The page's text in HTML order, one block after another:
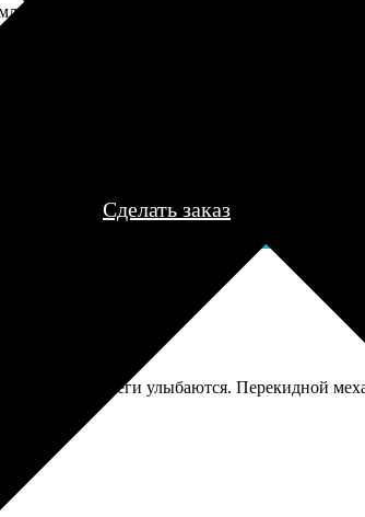
заказа с вами свяжется
для обсуждения деталей
согласования и
заказа по телефону и
мы приступим к его
Все заказы
рабочего
курьеру для
Сделать заказ
работе, коллеги улыбаются. Перекидной